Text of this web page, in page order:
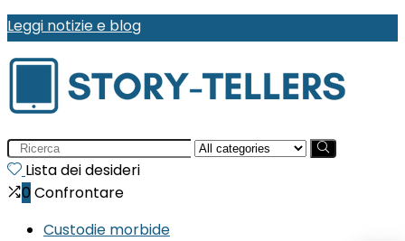
Leggi notizie e blog
Search
for:Lista dei desideri
0 Confrontare
Custodie morbide